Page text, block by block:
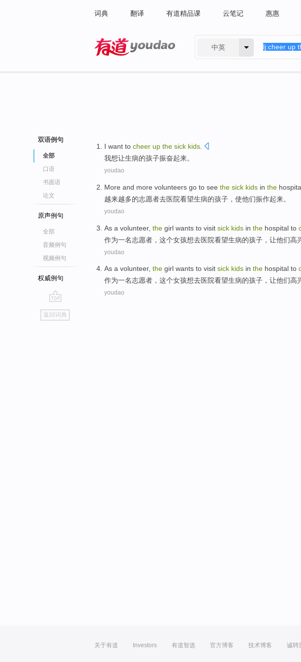
词典 翻译 有道精品课 云笔记 惠惠
中英
双语例句
全部
口语
书面语
论文
原声例句
全部
音频例句
视频例句
权威例句
go
top
返回词典
I want to cheer up the sick kids
我想让生病的孩子振奋起来。
youdao
More and more volunteers go to see the sick kids in the
越来越多的志愿者去医院看望生病的孩子，使他们振作起来。
youdao
As a volunteer, the girl wants to visit sick kids in the hospital to
作为一名志愿者，这个女孩想去医院看望生病的孩子，让他们高
youdao
As a volunteer, the girl wants to visit sick kids in the hospital to
作为一名志愿者，这个女孩想去医院看望生病的孩子，让他们高
youdao
关于有道 Investors 有道智选 官方博客 技术博客 诚聘